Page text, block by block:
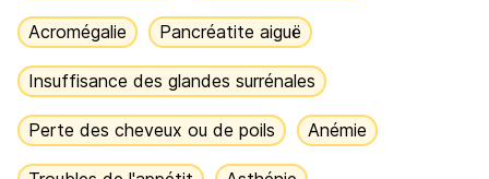
Acromégalie Pancréatite aiguë
Insuffisance des glandes surrénales
Perte des cheveux ou de poils Anémie